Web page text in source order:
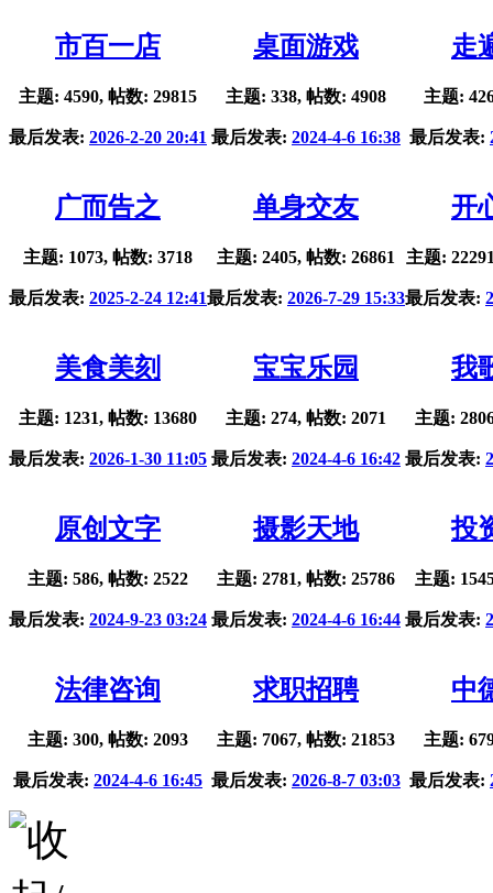
市百一店
主题: 4590, 帖数: 29815
最后发表: 2026-2-20 20:41
桌面游戏
主题: 338, 帖数: 4908
最后发表: 2024-4-6 16:38
走
主题:
最后发表:
广而告之
主题: 1073, 帖数: 3718
最后发表: 2025-2-24 12:41
单身交友
主题: 2405, 帖数: 26861
最后发表: 2026-7-29 15:33
开
主题:
最后发表:
美食美刻
主题: 1231, 帖数: 13680
最后发表: 2026-1-30 11:05
宝宝乐园
主题: 274, 帖数: 2071
最后发表: 2024-4-6 16:42
我
主题:
最后发表:
原创文字
主题: 586, 帖数: 2522
最后发表: 2024-9-23 03:24
摄影天地
主题: 2781, 帖数: 25786
最后发表: 2024-4-6 16:44
投
主题:
最后发表:
法律咨询
主题: 300, 帖数: 2093
最后发表: 2024-4-6 16:45
求职招聘
主题: 7067, 帖数: 21853
最后发表: 2026-8-7 03:03
中
主题:
最后发表: